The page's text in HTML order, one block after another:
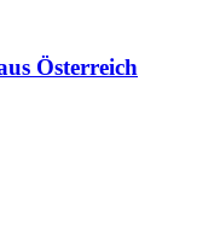
Österreich